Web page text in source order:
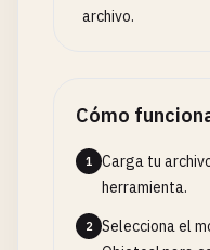
archivo.
Cómo
1
Carga tu
herramienta.
2
Selecciona el